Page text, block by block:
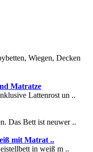
Wiegen, Decken
Matratze
Lattenrost un ..
Das Bett ist neuwer ..
mit Matrat ..
in weiß m ..